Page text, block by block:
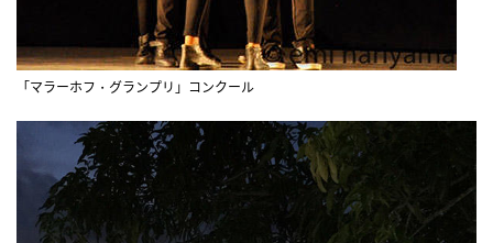
「マラーホフ・グランプリ」コンクール